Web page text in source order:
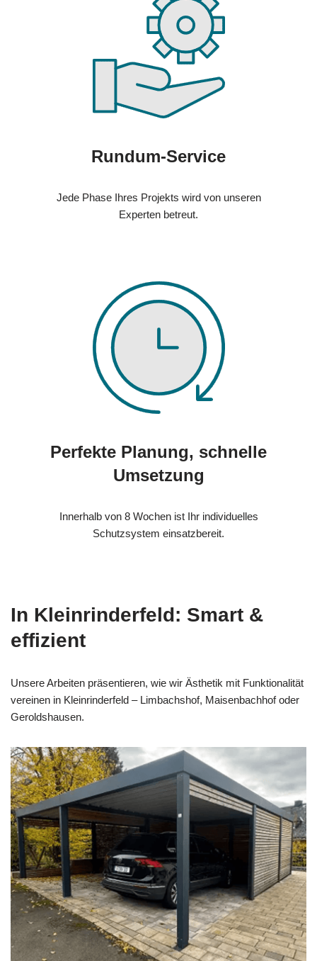
Rundum-Service
Jede Phase Ihres Projekts wird von unseren
Experten betreut.
Perfekte Planung, schnelle
Umsetzung
Innerhalb von 8 Wochen ist Ihr individuelles
Schutzsystem einsatzbereit.
In Kleinrinderfeld: Smart &
effizient
Unsere Arbeiten präsentieren, wie wir Ästhetik mit Funktionalität
vereinen in Kleinrinderfeld – Limbachshof, Maisenbachhof oder
Geroldshausen.